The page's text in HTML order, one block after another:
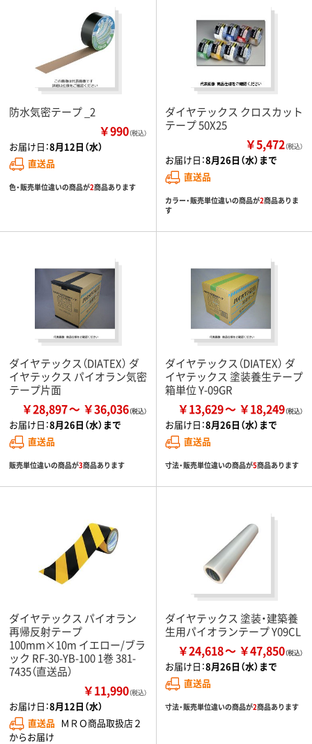
防水気密テープ _2
￥990（税込）
お届け日：8月12日（水）
直送品
色・販売単位違いの商品が2商品あります
ダイヤテックス クロスカット
テープ 50X25
￥5,472（税込）
お届け日：8月26日（水）まで
直送品
カラー・販売単位違いの商品が2商品ありま
す
ダイヤテックス（DIATEX） ダ
イヤテックス パイオラン気密
テープ片面
￥28,897 ￥36,036
お届け日：8月26日（水）まで
直送品
販売単位違いの商品が3商品あります
ダイヤテックス（DIATEX） ダ
イヤテックス 塗装養生テープ
箱単位 Y-09GR
￥13,629 ￥18,249
お届け日：8月26日（水）まで
直送品
寸法・販売単位違いの商品が5商品あります
ダイヤテックス パイオラン
再帰反射テープ
100mm×10m イエロー/ブラ
ック RF-30-YB-100 1巻 381-
7435（直送品）
￥11,990（税込）
お届け日：8月12日（水）
直送品 ＭＲＯ商品取扱店２
からお届け
ダイヤテックス 塗装・建築養
生用パイオランテープ Y09CL
￥24,618 ￥47,850
お届け日：8月26日（水）まで
直送品
寸法・販売単位違いの商品が2商品あります